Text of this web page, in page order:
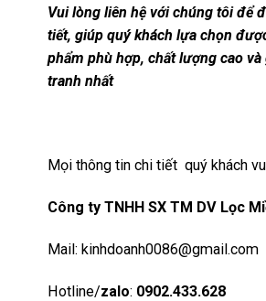
Vui lòng liên hệ với chúng tôi để
tiết, giúp quý khách lựa chọn
phẩm phù hợp, chất lượng cao và
tranh nhất
Mọi thông tin chi tiết quý khách
Công ty TNHH SX TM DV Lọc
Mail:kinhdoanh0086@gmail.com
Hotline/zalo: 0902.433.628